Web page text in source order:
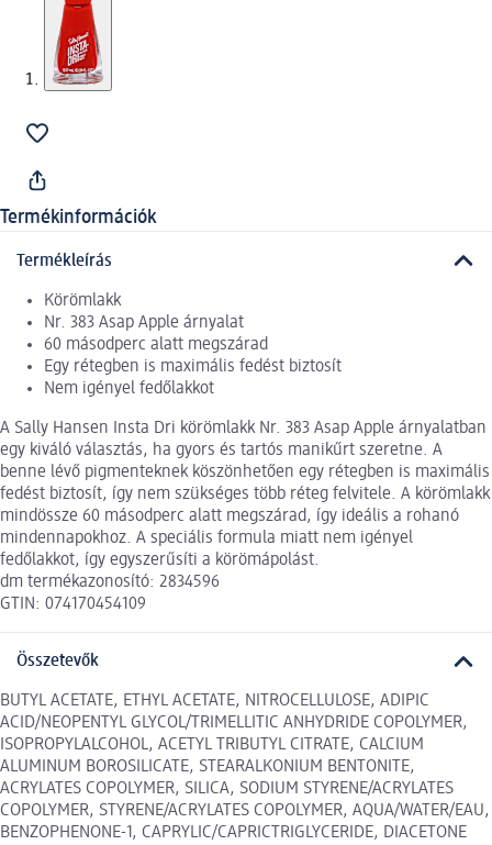
Termékinformációk
Termékleírás
Körömlakk
Nr. 383 Asap Apple árnyalat
60 másodperc alatt megszárad
Egy rétegben is maximális fedést biztosít
Nem igényel fedőlakkot
A Sally Hansen Insta Dri körömlakk Nr. 383 Asap Apple árnyalatban
egy kiváló választás, ha gyors és tartós manikűrt szeretne. A
benne lévő pigmenteknek köszönhetően egy rétegben is maximális
fedést biztosít, így nem szükséges több réteg felvitele. A körömlakk
mindössze 60 másodperc alatt megszárad, így ideális a rohanó
mindennapokhoz. A speciális formula miatt nem igényel
fedőlakkot, így egyszerűsíti a körömápolást.
dm termékazonosító: 2834596
GTIN: 074170454109
Összetevők
BUTYL ACETATE, ETHYL ACETATE, NITROCELLULOSE, ADIPIC
ACID/NEOPENTYL GLYCOL/TRIMELLITIC ANHYDRIDE COPOLYMER,
ISOPROPYLALCOHOL, ACETYL TRIBUTYL CITRATE, CALCIUM
ALUMINUM BOROSILICATE, STEARALKONIUM BENTONITE,
ACRYLATES COPOLYMER, SILICA, SODIUM STYRENE/ACRYLATES
COPOLYMER, STYRENE/ACRYLATES COPOLYMER, AQUA/WATER/EAU,
BENZOPHENONE-1, CAPRYLIC/CAPRICTRIGLYCERIDE, DIACETONE